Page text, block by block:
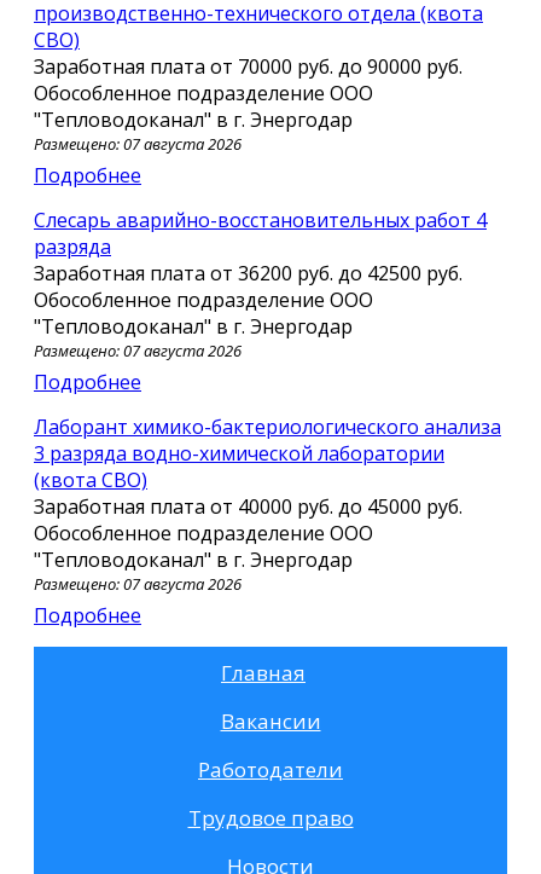
производственно-технического отдела (квота
СВО)
Заработная плата от 70000 руб. до 90000 руб.
Обособленное подразделение ООО
"Тепловодоканал" в г. Энергодар
Размещено: 07 августа 2026
Подробнее
Слесарь аварийно-восстановительных работ 4
разряда
Заработная плата от 36200 руб. до 42500 руб.
Обособленное подразделение ООО
"Тепловодоканал" в г. Энергодар
Размещено: 07 августа 2026
Подробнее
Лаборант химико-бактериологического анализа
3 разряда водно-химической лаборатории
(квота СВО)
Заработная плата от 40000 руб. до 45000 руб.
Обособленное подразделение ООО
"Тепловодоканал" в г. Энергодар
Размещено: 07 августа 2026
Подробнее
Главная
Вакансии
Работодатели
Трудовое право
Новости